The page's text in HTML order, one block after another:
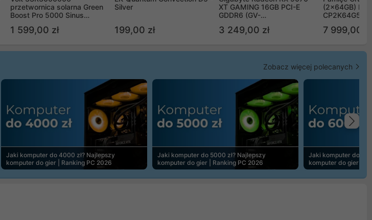
przetwornica solarna Green
Boost Pro 5000 Sinus
1 599,00 zł
Silver
199,00 zł
XT GAMING 16GB PCI-E
GDDR6 (GV-
3 249,00 zł
(2x64GB)
7 999,00 zł
Zobacz więcej polecanych
Jaki komputer do 4000 zł? Najlepszy
komputer do gier | Ranking PC 2026
Jaki komputer do 5000 zł? Najlepszy
komputer do gier | Ranking PC 2026
Jaki komputer do
komputer do gier |